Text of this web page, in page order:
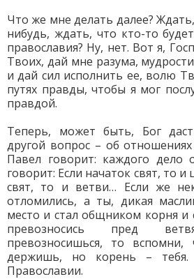
Что же мне делать далее?
нибудь, ждать, что кто-то
православия? Ну, нет. Вот я,
Твоих, дай мне разума,
и дай сил исполнить ее, волю
путях правды, чтобы я мог
правдой.
Теперь, может быть, Бог
другой вопрос – об
Павел говорит: каждого дело
говорит: Если начаток свят, то и
свят, то и ветви… Если же
отломились, а ты, дикая
место и стал общником корня и
превозносись пред
превозносишься, то
держишь, но корень –
Православии.